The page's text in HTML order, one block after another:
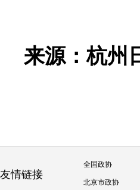
来源：杭
友情链接
全国政协
北京市政协